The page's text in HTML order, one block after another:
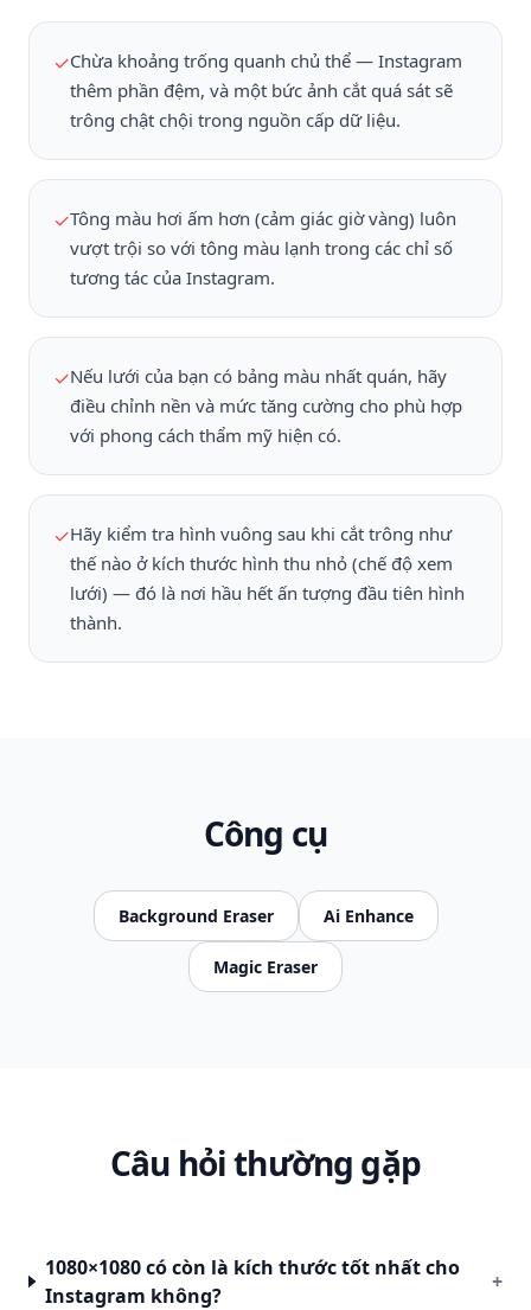
✓Chừa khoảng trống quanh chủ thể — Instagram
thêm phần đệm, và một bức ảnh cắt quá sát sẽ
trông chật chội trong nguồn cấp dữ liệu.
✓Tông màu hơi ấm hơn (cảm giác giờ vàng) luôn
vượt trội so với tông màu lạnh trong các chỉ số
tương tác của Instagram.
✓Nếu lưới của bạn có bảng màu nhất quán, hãy
điều chỉnh nền và mức tăng cường cho phù hợp
với phong cách thẩm mỹ hiện có.
✓Hãy kiểm tra hình vuông sau khi cắt trông như
thế nào ở kích thước hình thu nhỏ (chế độ xem
lưới) — đó là nơi hầu hết ấn tượng đầu tiên hình
thành.
Công cụ
Background Eraser Ai Enhance
Magic Eraser
Câu hỏi thường gặp
1080×1080 có còn là kích thước tốt nhất cho
Instagram không?
+